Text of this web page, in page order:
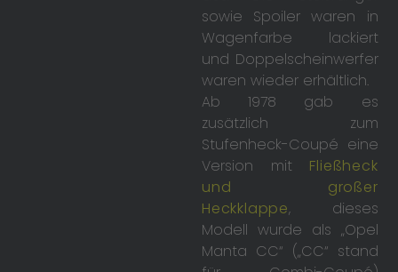
sowie Spoiler waren in
Wagenfarbe lackiert
und Doppelscheinwerfer
waren wieder erhältlich.
Ab 1978 gab es
zusätzlich zum
Stufenheck-Coupé eine
Version mit Fließheck
und großer
Heckklappe, dieses
Modell wurde als „Opel
Manta CC“ („CC“ stand